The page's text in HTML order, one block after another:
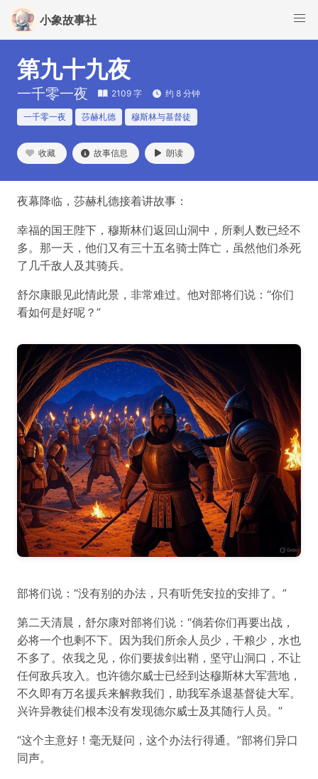
小象故事社
第九十九夜
一千零一夜 2109 字 约 8 分钟
一千零一夜 莎赫札德 穆斯林与基督徒
收藏 故事信息 朗读
夜幕降临，莎赫札德接着讲故事：
幸福的国王陛下，穆斯林们返回山洞中，所剩人数已经不
多。那一天，他们又有三十五名骑士阵亡，虽然他们杀死
了几千敌人及其骑兵。
舒尔康眼见此情此景，非常难过。他对部将们说：“你们
看如何是好呢？”
部将们说：“没有别的办法，只有听凭安拉的安排了。”
第二天清晨，舒尔康对部将们说：“倘若你们再要出战，
必将一个也剩不下。因为我们所余人员少，干粮少，水也
不多了。依我之见，你们要拔剑出鞘，坚守山洞口，不让
任何敌兵攻入。也许德尔威士已经到达穆斯林大军营地，
不久即有万名援兵来解救我们，助我军杀退基督徒大军。
兴许异教徒们根本没有发现德尔威士及其随行人员。”
“这个主意好！毫无疑问，这个办法行得通。”部将们异口
同声。